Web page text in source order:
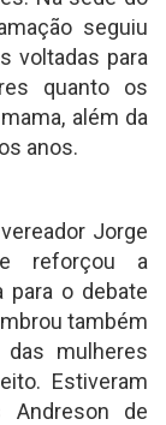
seguiu
voltadas para
quanto os
além da
anos.
Jorge
reforçou a
o debate
também
mulheres
Estiveram
Andreson de